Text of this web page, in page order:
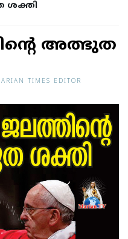
ശക്തി
അത്ഭുത
TIMES EDITOR